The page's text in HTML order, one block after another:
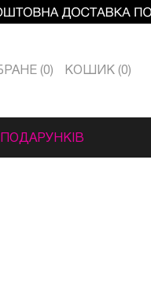
0 КОШИК 0
ПОДАРУНКІВ